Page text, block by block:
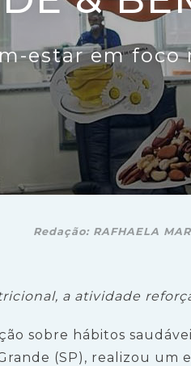
estar em
Redação: RAFHAELA
a atividade
sobre hábitos
(SP), realizou